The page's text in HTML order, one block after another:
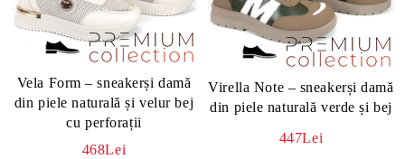
Vela Form – sneakerși damă
din piele naturală și velur bej
cu perforații
468Lei
Virella Note – sneakerși damă
din piele naturală verde și bej
447Lei